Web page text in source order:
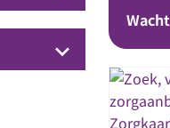
keyboard_arrow_down